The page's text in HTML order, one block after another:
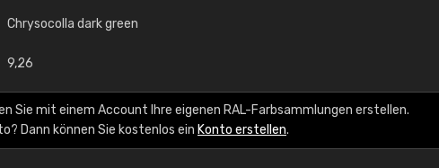
Chrysocolla dark green
9,26
Sie mit einem Account Ihre eigenen RAL-Farbsammlungen erstellen.
Dann können Sie kostenlos ein Konto erstellen.
RAL K7 auf Wasserbasis